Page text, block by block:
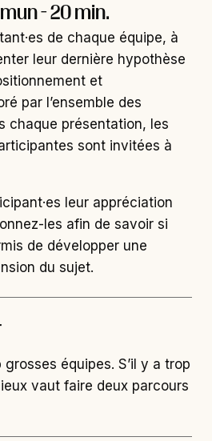
- 20 min.
de chaque équipe, à
leur dernière hypothèse
et
par l’ensemble des
chaque présentation, les
sont invitées à
leur appréciation
les afin de savoir si
de développer une
du sujet.
équipes. S’il y a trop
vaut faire deux parcours